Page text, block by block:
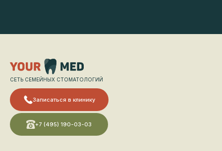
СЕТЬ СЕМЕЙНЫХ СТОМАТОЛОГИЙ
+7 (495) 190-03-03
Записаться в клинику